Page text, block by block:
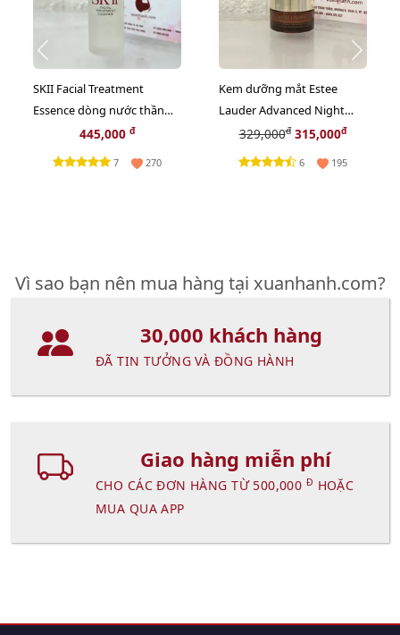
SKII Facial Treatment
Essence dòng nước thần
dành cho các chị em - 30ml
(new)
445,000 đ
7 270
Kem dưỡng mắt Estee
Lauder Advanced Night
Repair Eye Gel-Creme Multi
- 5ml (New)
329,000đ315,000đ
6 195
Vì sao bạn nên mua hàng tại xuanhanh.com?
30,000 khách hàng
ĐÃ TIN TƯỞNG VÀ ĐỒNG HÀNH
Giao hàng miễn phí
CHO CÁC ĐƠN HÀNG TỪ 500,000 Đ HOẶC
MUA QUA APP